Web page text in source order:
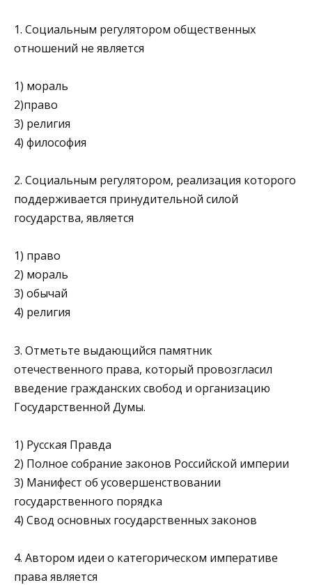
1. Социальным регулятором общественных
отношений не яв­ляется
1) мораль
2)право
3) религия
4) философия
2. Социальным регулятором, реализация которого
поддержи­вается принудительной силой
государства, является
1) право
2) мораль
3) обычай
4) религия
3. Отметьте выдающийся памятник
отечественного права, который провозгласил
введение гражданских свобод и орга­низацию
Государственной Думы.
1) Русская Правда
2) Полное собрание законов Российской империи
3) Манифест об усовершенствовании
государственного по­рядка
4) Свод основных государственных законов
4. Автором идеи о категорическом императиве
права является